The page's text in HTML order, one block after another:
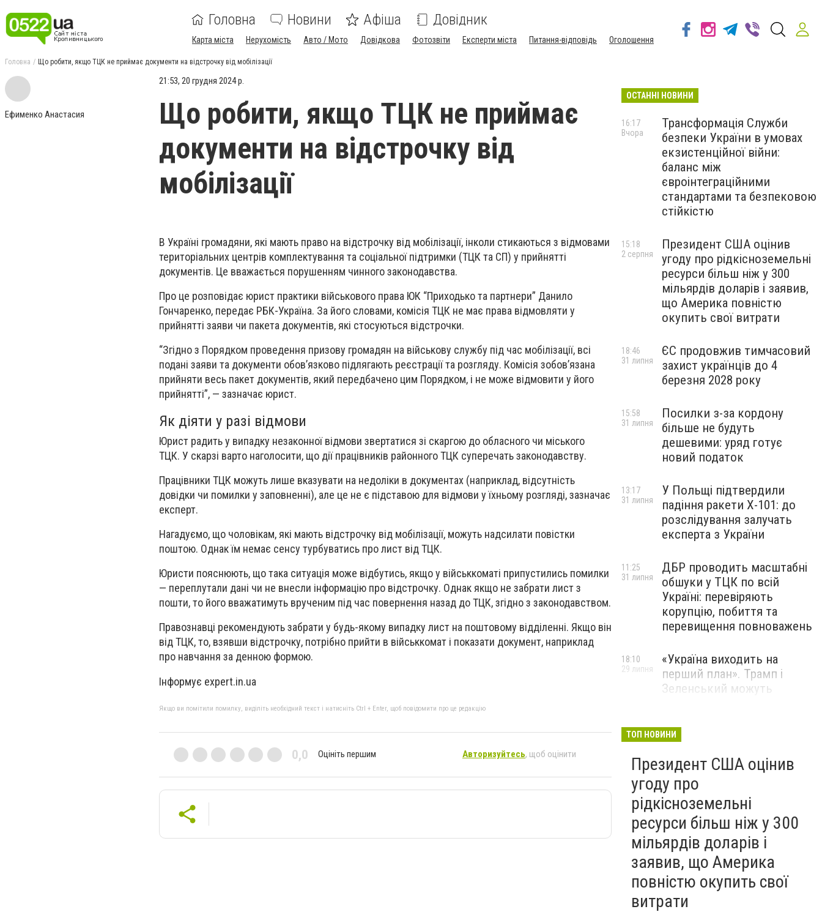
Головна Новини Афіша Довідник
Карта міста Нерухомість Авто / Мото Довідкова Фотозвіти Експерти міста Питання-відповідь Оголошення
Головна Що робити, якщо ТЦК не приймає документи на відстрочку від мобілізації
Ефименко Анастасия
21:53, 20 грудня 2024 р.
Що робити, якщо ТЦК не приймає
документи на відстрочку від
мобілізації
В Україні громадяни, які мають право на відстрочку від мобілізації, інколи стикаються з відмовами
територіальних центрів комплектування та соціальної підтримки (ТЦК та СП) у прийнятті
документів. Це вважається порушенням чинного законодавства.
Про це розповідає юрист практики військового права ЮК “Приходько та партнери” Данило
Гончаренко, передає РБК-Україна. За його словами, комісія ТЦК не має права відмовляти у
прийнятті заяви чи пакета документів, які стосуються відстрочки.
“Згідно з Порядком проведення призову громадян на військову службу під час мобілізації, всі
подані заяви та документи обов’язково підлягають реєстрації та розгляду. Комісія зобов’язана
прийняти весь пакет документів, який передбачено цим Порядком, і не може відмовити у його
прийнятті”, — зазначає юрист.
Як діяти у разі відмови
Юрист радить у випадку незаконної відмови звертатися зі скаргою до обласного чи міського
ТЦК. У скарзі варто наголосити, що дії працівників районного ТЦК суперечать законодавству.
Працівники ТЦК можуть лише вказувати на недоліки в документах (наприклад, відсутність
довідки чи помилки у заповненні), але це не є підставою для відмови у їхньому розгляді, зазначає
експерт.
Нагадуємо, що чоловікам, які мають відстрочку від мобілізації, можуть надсилати повістки
поштою. Однак їм немає сенсу турбуватись про лист від ТЦК.
Юристи пояснюють, що така ситуація може відбутись, якщо у військкоматі припустились помилки
— переплутали дані чи не внесли інформацію про відстрочку. Однак якщо не забрати лист з
пошти, то його вважатимуть врученим під час повернення назад до ТЦК, згідно з законодавством.
Правознавці рекомендують забрати у будь-якому випадку лист на поштовому відділенні. Якщо він
від ТЦК, то, взявши відстрочку, потрібно прийти в військкомат і показати документ, наприклад
про навчання за денною формою.
Інформує expert.in.ua
Якщо ви помітили помилку, виділіть необхідний текст і натисніть Ctrl + Enter, щоб повідомити про це редакцію
0,0 Оцініть першим Авторизуйтесь, щоб оцінити
ОСТАННІ НОВИНИ
Трансформація Служби
безпеки України в умовах
екзистенційної війни:
баланс між
євроінтеграційними
стандартами та безпековою
стійкістю
16:17
Вчора
Президент США оцінив
угоду про рідкісноземельні
ресурси більш ніж у 300
мільярдів доларів і заявив,
що Америка повністю
окупить свої витрати
15:18
2 серпня
ЄС продовжив тимчасовий
захист українців до 4
березня 2028 року
18:46
31 липня
Посилки з-за кордону
більше не будуть
дешевими: уряд готує
новий податок
15:58
31 липня
У Польщі підтвердили
падіння ракети Х-101: до
розслідування залучать
експерта з України
13:17
31 липня
ДБР проводить масштабні
обшуки у ТЦК по всій
Україні: перевіряють
корупцію, побиття та
перевищення повноважень
11:25
31 липня
«Україна виходить на
перший план». Трамп і
Зеленський можуть
18:10
29 липня
навчання зі зміцнення
доброчесності й
ефективного урядування
29 липня
ТОП НОВИНИ
Президент США оцінив
угоду про
рідкісноземельні
ресурси більш ніж у 300
мільярдів доларів і
заявив, що Америка
повністю окупить свої
витрати